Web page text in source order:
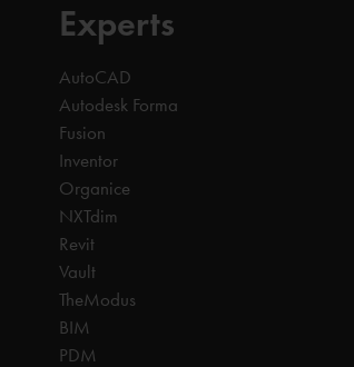
Experts
AutoCAD
Autodesk Forma
Fusion
Inventor
Organice
NXTdim
Revit
Vault
TheModus
BIM
PDM